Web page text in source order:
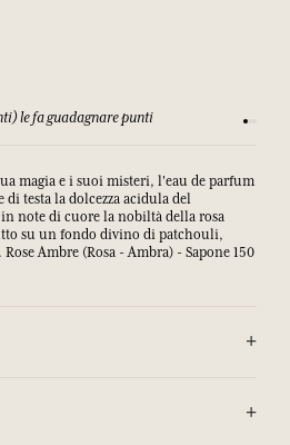
le fa guadagnare punti
magia e i suoi misteri, l'eau de parfum
testa la dolcezza acidula del
note di cuore la nobiltà della rosa
su un fondo divino di patchouli,
Ambre (Rosa - Ambra) - Sapone 150